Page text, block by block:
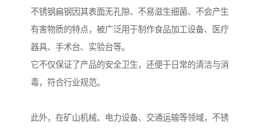
不锈钢扁钢因其表面无孔隙、不易滋生细菌、不会产生
有害物质的特点，被广泛用于制作食品加工设备、医疗
器具、手术台、实验台等。
它不仅保证了产品的安全卫生，还便于日常的清洁与消
毒，符合行业规范。
此外，在矿山机械、电力设备、交通运输等领域，不锈